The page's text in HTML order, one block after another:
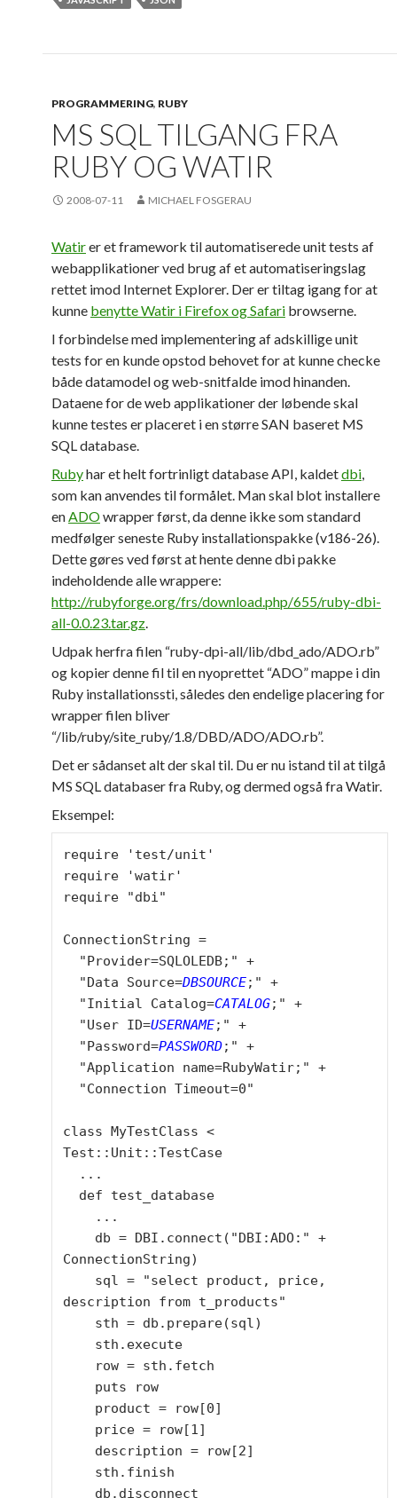
PROGRAMMERING, RUBY
MS SQL TILGANG FRA
RUBY OG WATIR
2008-07-11 MICHAEL FOSGERAU
Watirer et framework til automatiserede unit tests af
webapplikationer ved brug af et automatiseringslag
rettet imod Internet Explorer. Der er tiltag igang for at
kunne benytte Watir i Firefox og Safari browserne.
I forbindelse med implementering af adskillige unit
tests for en kunde opstod behovet for at kunne checke
både datamodel og web-snitfalde imod hinanden.
Dataene for de web applikationer der løbende skal
kunne testes er placeret i en større SAN baseret MS
SQL database.
Rubyhar et helt fortrinligt database API, kaldetdbi,
som kan anvendes til formålet. Man skal blot installere
enADOwrapper først, da denne ikke som standard
medfølger seneste Ruby installationspakke (v186-26).
Dette gøres ved først at hente denne dbi pakke
indeholdende alle wrappere:
http://rubyforge.org/frs/download.php/655/ruby-dbi-
all-0.0.23.tar.gz.
Udpak herfra filen “ruby-dpi-all/lib/dbd_ado/ADO.rb”
og kopier denne fil til en nyoprettet “ADO” mappe i din
Ruby installationssti, således den endelige placering for
wrapper filen bliver
“/lib/ruby/site_ruby/1.8/DBD/ADO/ADO.rb”.
Det er sådanset alt der skal til. Du er nu istand til at tilgå
MS SQL databaser fra Ruby, og dermed også fra Watir.
Eksempel:
require 'test/unit'
require 'watir'
require "dbi"
ConnectionString =
  "Data Source=
DBSOURCE;" +
  "Initial Catalog=
CATALOG;" +
  "User ID=
USERNAME;" +
  "Password=
PASSWORD;" +
class MyTestClass <
Test::Unit::TestCase
ConnectionString)
description from t_products"